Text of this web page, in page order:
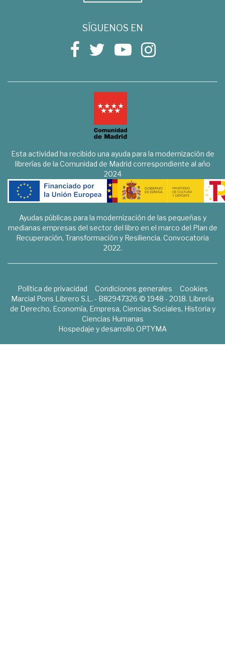
SÍGUENOS EN
Esta actividad ha recibido una ayuda para la modernización de
librerías de la Comunidad de Madrid correspondiente al año
2024
Ayudas públicas para la modernización de las pequeñas y
medianas empresas del sector del libro en el marco del Plan de
Recuperación, Transformación y Resiliencia. Convocatoria
2022.
Política de privacidad Condiciones generales
Cookies
Marcial Pons Librero S.L. - B82947326 © 1948 - 2018. Librería
de Derecho, Economía, Empresa, Ciencias Sociales, Historia y
Ciencias Humanas
Hospedaje y desarrollo OPTYMA